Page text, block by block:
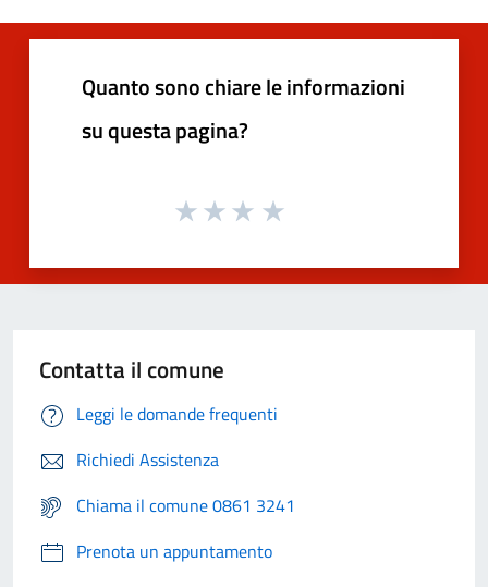
Quanto sono chiare le informazioni
su questa pagina?
Contatta il comune
Leggi le domande frequenti
Richiedi Assistenza
Chiama il comune 0861 3241
Prenota un appuntamento